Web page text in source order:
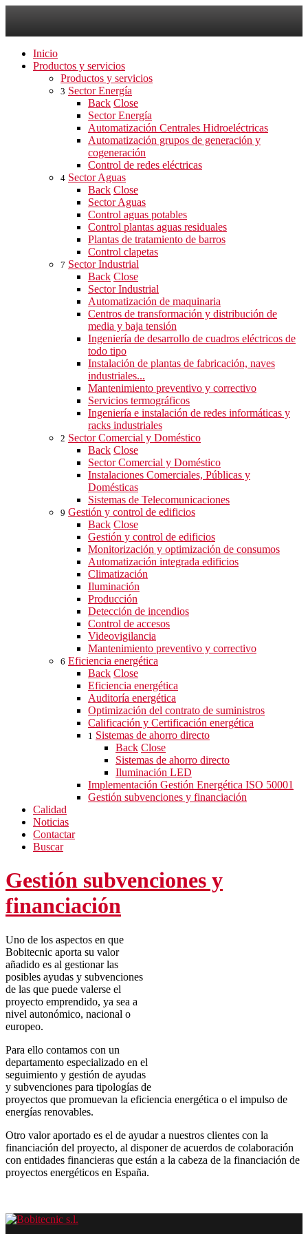
Inicio
Productos y servicios
Productos y servicios
3 Sector Energía
Back Close
Sector Energía
Automatización Centrales Hidroeléctricas
Automatización grupos de generación y
cogeneración
Control de redes eléctricas
4 Sector Aguas
Back Close
Sector Aguas
Control aguas potables
Control plantas aguas residuales
Plantas de tratamiento de barros
Control clapetas
7 Sector Industrial
Back Close
Sector Industrial
Automatización de maquinaria
Centros de transformación y distribución de
media y baja tensión
Ingeniería de desarrollo de cuadros eléctricos de
todo tipo
Instalación de plantas de fabricación, naves
industriales...
Mantenimiento preventivo y correctivo
Servicios termográficos
Ingeniería e instalación de redes informáticas y
racks industriales
2 Sector Comercial y Doméstico
Back Close
Sector Comercial y Doméstico
Instalaciones Comerciales, Públicas y
Domésticas
Sistemas de Telecomunicaciones
9 Gestión y control de edificios
Back Close
Gestión y control de edificios
Monitorización y optimización de consumos
Automatización integrada edificios
Climatización
Iluminación
Producción
Detección de incendios
Control de accesos
Videovigilancia
Mantenimiento preventivo y correctivo
6 Eficiencia energética
Back Close
Eficiencia energética
Auditoría energética
Optimización del contrato de suministros
Calificación y Certificación energética
1 Sistemas de ahorro directo
Back Close
Sistemas de ahorro directo
Iluminación LED
Implementación Gestión Energética ISO 50001
Gestión subvenciones y financiación
Calidad
Noticias
Contactar
Buscar
Gestión subvenciones y
financiación
Uno de los aspectos en que
Bobitecnic aporta su valor
añadido es al gestionar las
posibles ayudas y subvenciones
de las que puede valerse el
proyecto emprendido, ya sea a
nivel autonómico, nacional o
europeo.
Para ello contamos con un
departamento especializado en el
seguimiento y gestión de ayudas
y subvenciones para tipologías de
proyectos que promuevan la eficiencia energética o el impulso de
energías renovables.
Otro valor aportado es el de ayudar a nuestros clientes con la
financiación del proyecto, al disponer de acuerdos de colaboración
con entidades financieras que están a la cabeza de la financiación de
proyectos energéticos en España.